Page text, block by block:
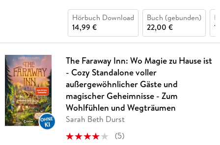
Hörbuch Download
14,99 €
Buch (gebunden)
22,00 €
The Faraway Inn: Wo Magie zu Hause ist
- Cozy Standalone voller
außergewöhnlicher Gäste und
magischer Geheimnisse - Zum
Wohlfühlen und Wegträumen
Sarah Beth Durst
(5)